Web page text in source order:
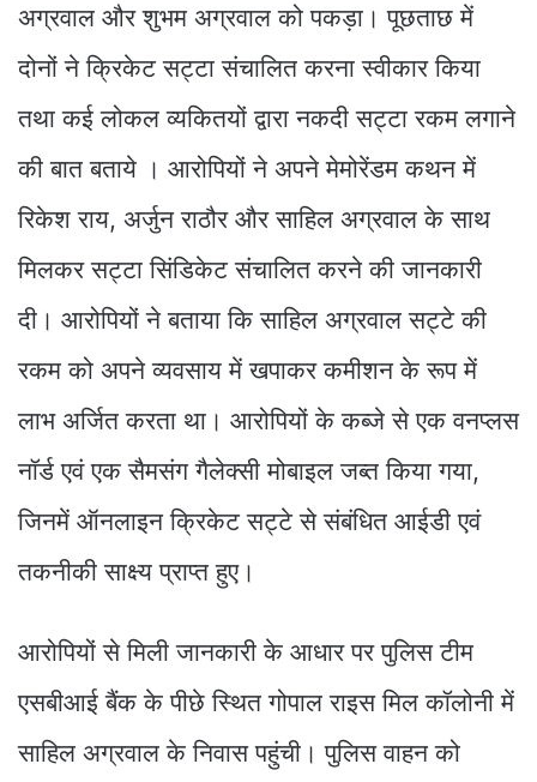
अग्रवाल और शुभम अग्रवाल को पकड़ा। पूछताछ में
दोनों ने क्रिकेट सट्टा संचालित करना स्वीकार किया
तथा कई लोकल व्यकितयों द्वारा नकदी सट्टा रकम लगाने
की बात बताये । आरोपियों ने अपने मेमोरेंडम कथन में
रिकेश राय, अर्जुन राठौर और साहिल अग्रवाल के साथ
मिलकर सट्टा सिंडिकेट संचालित करने की जानकारी
दी। आरोपियों ने बताया कि साहिल अग्रवाल सट्टे की
रकम को अपने व्यवसाय में खपाकर कमीशन के रूप में
लाभ अर्जित करता था। आरोपियों के कब्जे से एक वनप्लस
नॉर्ड एवं एक सैमसंग गैलेक्सी मोबाइल जब्त किया गया,
जिनमें ऑनलाइन क्रिकेट सट्टे से संबंधित आईडी एवं
तकनीकी साक्ष्य प्राप्त हुए।
आरोपियों से मिली जानकारी के आधार पर पुलिस टीम
एसबीआई बैंक के पीछे स्थित गोपाल राइस मिल कॉलोनी में
साहिल अग्रवाल के निवास पहुंची। पुलिस वाहन को